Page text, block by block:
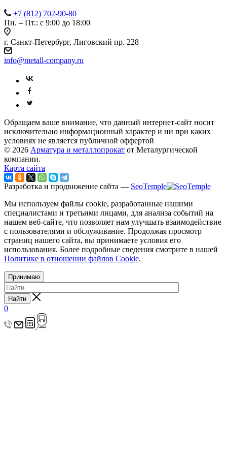
+7 (812) 702-90-80
Пн. – Пт.: с 9:00 до 18:00
г. Санкт-Петербург, Лиговский пр. 228
info@metall-company.ru
Обращаем ваше внимание, что данный интернет-сайт носит
исключительно информационный характер и ни при каких
условиях не является публичной оффертой
© 2026 Арматура и металлопрокат от Металургической
компании.
Карта сайта
Разработка и продвижение сайта — SeoTemple
Мы используем файлы cookie, разработанные нашими
специалистами и третьими лицами, для анализа событий на
нашем веб-сайте, что позволяет нам улучшать взаимодействие
с пользователями и обслуживание. Продолжая просмотр
страниц нашего сайта, вы принимаете условия его
использования. Более подробные сведения смотрите в нашей
Политике в отношении файлов Cookie.
Принимаю
Найти
0